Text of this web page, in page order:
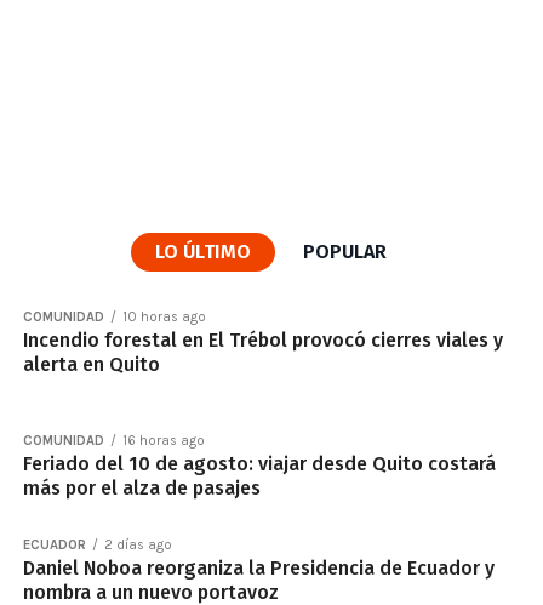
LO ÚLTIMO POPULAR
COMUNIDAD 10 horas ago
Incendio forestal en El Trébol provocó cierres viales y
alerta en Quito
COMUNIDAD 16 horas ago
Feriado del 10 de agosto: viajar desde Quito costará
más por el alza de pasajes
ECUADOR 2 días ago
Daniel Noboa reorganiza la Presidencia de Ecuador y
nombra a un nuevo portavoz